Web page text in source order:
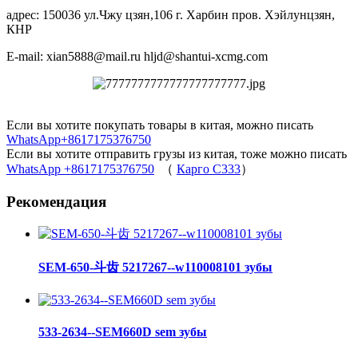
адрес: 150036 ул.Чжу цзян,106 г. Харбин пров. Хэйлунцзян,
КНР
E-mail: xian5888@mail.ru hljd@shantui-xcmg.com
Если вы хотите покупать товары в китая, можно писать
WhatsApp+8617175376750
Если вы хотите отправить грузы из китая, тоже можно писать
WhatsApp +8617175376750 （ Карго C333）
Рекомендация
SEM-650-斗齿 5217267--w110008101 зубы
533-2634--SEM660D sem зубы